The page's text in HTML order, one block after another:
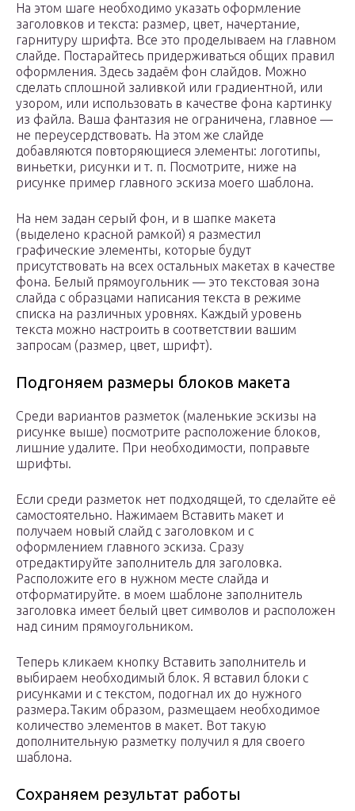
На этом шаге необходимо указать оформление
заголовков и текста: размер, цвет, начертание,
гарнитуру шрифта. Все это проделываем на главном
слайде. Постарайтесь придерживаться общих правил
оформления. Здесь задаём фон слайдов. Можно
сделать сплошной заливкой или градиентной, или
узором, или использовать в качестве фона картинку
из файла. Ваша фантазия не ограничена, главное —
не переусердствовать. На этом же слайде
добавляются повторяющиеся элементы: логотипы,
виньетки, рисунки и т. п. Посмотрите, ниже на
рисунке пример главного эскиза моего шаблона.
На нем задан серый фон, и в шапке макета
(выделено красной рамкой) я разместил
графические элементы, которые будут
присутствовать на всех остальных макетах в качестве
фона. Белый прямоугольник — это текстовая зона
слайда с образцами написания текста в режиме
списка на различных уровнях. Каждый уровень
текста можно настроить в соответствии вашим
запросам (размер, цвет, шрифт).
Подгоняем размеры блоков макета
Среди вариантов разметок (маленькие эскизы на
рисунке выше) посмотрите расположение блоков,
лишние удалите. При необходимости, поправьте
шрифты.
Если среди разметок нет подходящей, то сделайте её
самостоятельно. Нажимаем Вставить макет и
получаем новый слайд с заголовком и с
оформлением главного эскиза. Сразу
отредактируйте заполнитель для заголовка.
Расположите его в нужном месте слайда и
отформатируйте. в моем шаблоне заполнитель
заголовка имеет белый цвет символов и расположен
над синим прямоугольником.
Теперь кликаем кнопку Вставить заполнитель и
выбираем необходимый блок. Я вставил блоки с
рисунками и с текстом, подогнал их до нужного
размера.Таким образом, размещаем необходимое
количество элементов в макет. Вот такую
дополнительную разметку получил я для своего
шаблона.
Сохраняем результат работы